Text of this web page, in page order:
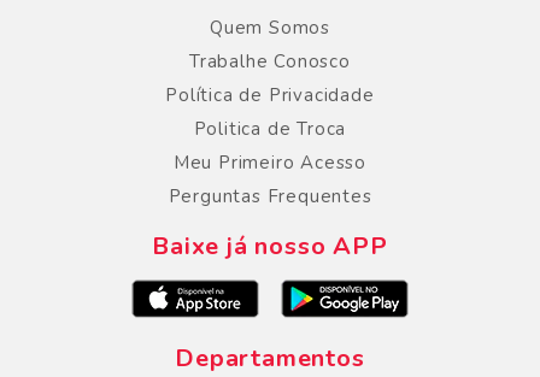
Quem Somos
Trabalhe Conosco
Política de Privacidade
Politica de Troca
Meu Primeiro Acesso
Perguntas Frequentes
Baixe já nosso APP
Departamentos